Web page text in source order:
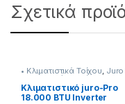
Σχετικά
• Κλιματιστικά Τοίχου
Κλιματισμός & Θέρμανση
Κλιματιστικά,Με
Κλιματιστικό juro-Pro
18.000 BTU Inverter